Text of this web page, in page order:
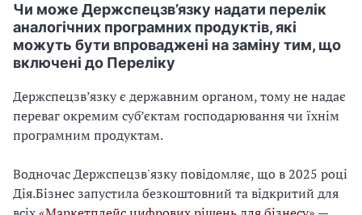
Чи може Держспецзв’язку надати перелік
аналогічних програмних продуктів, які
можуть бути впроваджені на заміну тим, що
включені до Переліку
Держспецзв’язку є державним органом, тому не надає
переваг окремим суб’єктам господарювання чи їхнім
програмним продуктам.
Водночас Держспецзв'язку повідомляє, що в 2025 році
Дія.Бізнес запустила безкоштовний та відкритий для